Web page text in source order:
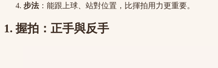
步法：能跟上球、站對位置，比揮拍用力更重要。
1. 握拍：正手與反手